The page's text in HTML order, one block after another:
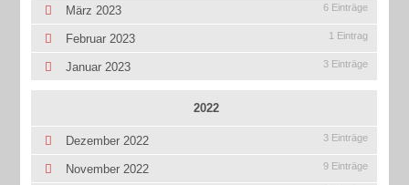
März 2023 6 Einträge
Februar 2023 1 Eintrag
Januar 2023 3 Einträge
2022
Dezember 2022 3 Einträge
November 2022 9 Einträge